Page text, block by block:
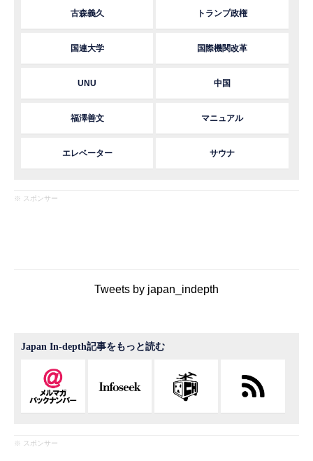
古森義久 トランプ政権
国連大学 国際機関改革
UNU 中国
福澤善文 マニュアル
エレベーター サウナ
※ スポンサー
Tweets by japan_indepth
Japan In-depth記事をもっと読む
※ スポンサー